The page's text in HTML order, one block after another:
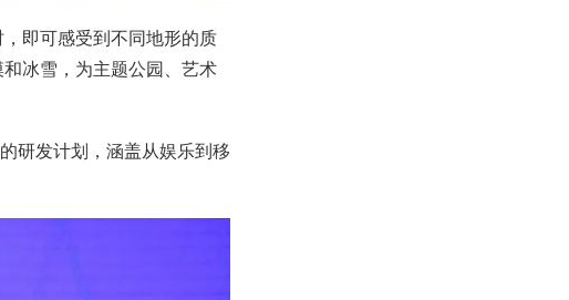
即可感受到不同地形的质
冰雪，为主题公园、艺术
研发计划，涵盖从娱乐到移